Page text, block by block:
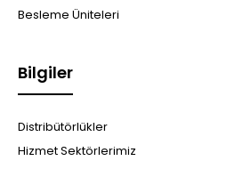
Besleme Üniteleri
Bilgiler
Distribütörlükler
Hizmet Sektörlerimiz